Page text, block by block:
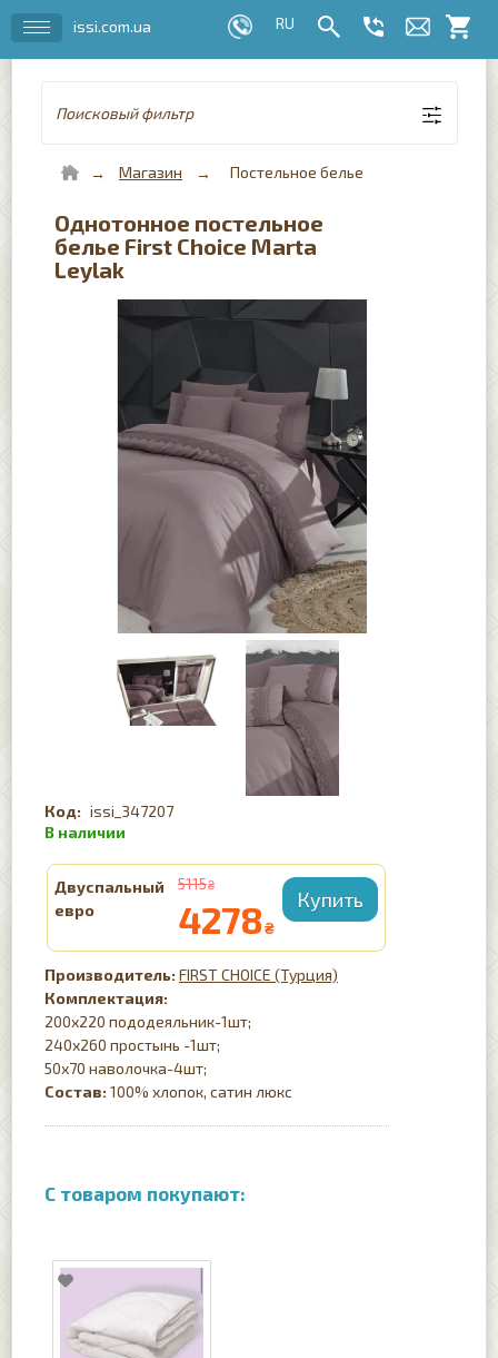
issi.com.ua
Поисковый фильтр
Магазин Постельное белье
Однотонное постельное
белье First Choice Marta
Leylak
issi_347207
Двуспальный
евро
5115₴
4278₴
FIRST CHOICE (Турция)
Комплектация:
200х220 пододеяльник-1шт;
240х260 простынь -1шт;
50х70 наволочка-4шт;
Состав: 100% хлопок, сатин люкс